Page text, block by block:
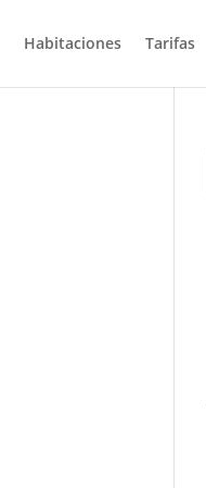
Habitaciones Tarifas